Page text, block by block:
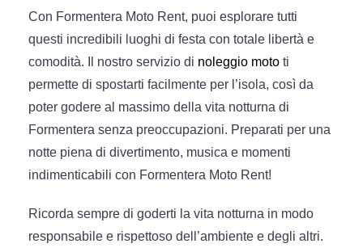
Con Formentera Moto Rent, puoi esplorare tutti
questi incredibili luoghi di festa con totale libertà e
comodità. Il nostro servizio di noleggio moto ti
permette di spostarti facilmente per l’isola, così da
poter godere al massimo della vita notturna di
Formentera senza preoccupazioni. Preparati per una
notte piena di divertimento, musica e momenti
indimenticabili con Formentera Moto Rent!
Ricorda sempre di goderti la vita notturna in modo
responsabile e rispettoso dell’ambiente e degli altri.